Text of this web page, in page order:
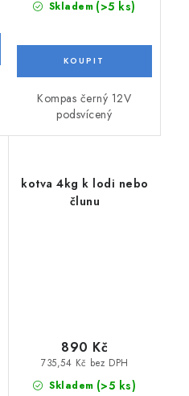
Skladem (>5 ks)
Kompas černý 12V
podsvícený
kotva 4kg k lodi nebo
člunu
Skladem (>5 ks)
735,54 Kč bez DPH
890 Kč